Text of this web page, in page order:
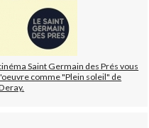
Saint Germain des Prés vous
comme "Plein soleil" de